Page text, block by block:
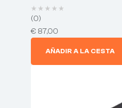
(0)
€ 87,00
AÑADIR A LA CESTA